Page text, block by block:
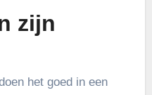
zijn
het goed in een